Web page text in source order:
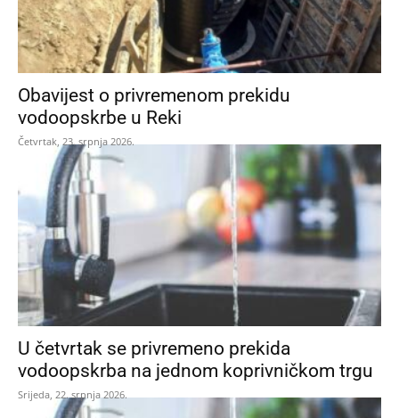
Obavijest o privremenom prekidu
vodoopskrbe u Reki
Četvrtak, 23. srpnja 2026.
U četvrtak se privremeno prekida
vodoopskrba na jednom koprivničkom trgu
Srijeda, 22. srpnja 2026.